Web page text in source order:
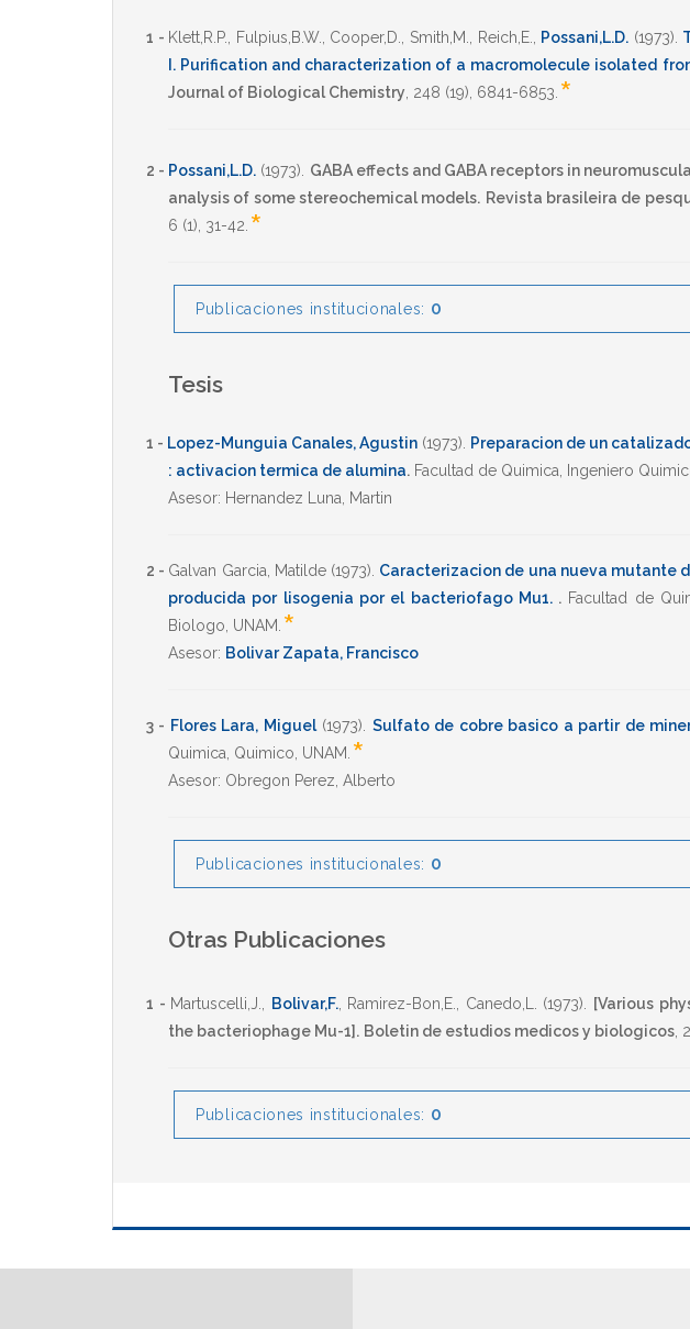
1 - Klett,R.P. Fulpius,B.W. Cooper,D. Smith,M. Reich,E. Possani,L.D. (1973)
I. Purification and characterization of a macromolecule isolated
Journal of Biological Chemistry 248 (19), 6841-6853 *
2 - Possani,L.D. (1973)
GABA effects and GABA receptors in
analysis of some stereochemical models. Revista brasileira de
6 (1), 31-42 *
Publicaciones institucionales: 0
Tesis
1 - Lopez-Munguia Canales, Agustin (1973)
Preparacion de un
: activacion termica de alumina. Facultad de Quimica Ingeniero
Asesor: Hernandez Luna, Martin
2 - Galvan Garcia, Matilde (1973) Caracterizacion de una nueva mutante
producida por lisogenia por el bacteriofago Mu1. . Facultad de
Biologo UNAM *
Asesor: Bolivar Zapata, Francisco
3 - Flores Lara, Miguel (1973) Sulfato de cobre basico a partir de
Quimica Quimico UNAM *
Asesor: Obregon Perez, Alberto
Publicaciones institucionales: 0
Otras Publicaciones
1 - Martuscelli,J. Bolivar,F., Ramirez-Bon,E. Canedo,L. (1973)
[Various
the bacteriophage Mu-1]. Boletin de estudios medicos y biologicos
Publicaciones institucionales: 0